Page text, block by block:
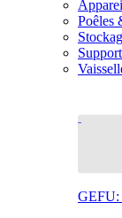
Poêles
GEFU: